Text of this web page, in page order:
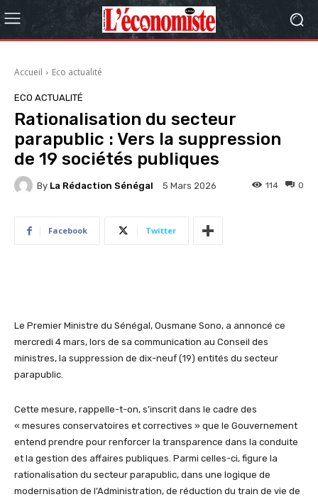
Accueil Eco actualité
ECO ACTUALITÉ
Rationalisation du secteur
parapublic : Vers la suppression
de 19 sociétés publiques
By La Rédaction Sénégal 5 Mars 2026 0
114
Facebook Twitter
Le Premier Ministre du Sénégal, Ousmane Sono, a annoncé ce
mercredi 4 mars, lors de sa communication au Conseil des
ministres, la suppression de dix-neuf (19) entités du secteur
parapublic.
Cette mesure, rappelle-t-on, s’inscrit dans le cadre des
« mesures conservatoires et correctives » que le Gouvernement
entend prendre pour renforcer la transparence dans la conduite
et la gestion des affaires publiques. Parmi celles-ci, figure la
rationalisation du secteur parapublic, dans une logique de
modernisation de l’Administration, de réduction du train de vie de